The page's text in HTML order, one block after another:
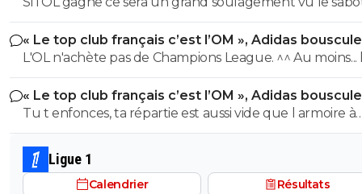
incroyable du farfelu sans froc Fonseca au match allé.
perd ce sera aussi une grande victoire et une énorme
délivrance avec un possible licenciement de ce clown.
« Le top club français c’est l’OM », Adidas
PSG
L'OL n'achète pas de Champions League. ^^ Au moins... l'OM a
un point commun avec le PSG. Mdr Adidas ne se trompe pas
avec l'OL qui est une valeur sûre... contrairement à
« Le top club français c’est l’OM », Adidas
PSG
Tu t enfonces, ta répartie est aussi vide que l armoire à
trophées de ton club depuis 15 piges, t es juste une
gueule arrogante se pensant plus intelligent que les
alors que t es juste un pauvre clown empafé mdr
Ligue 1
Calendrier Résultats